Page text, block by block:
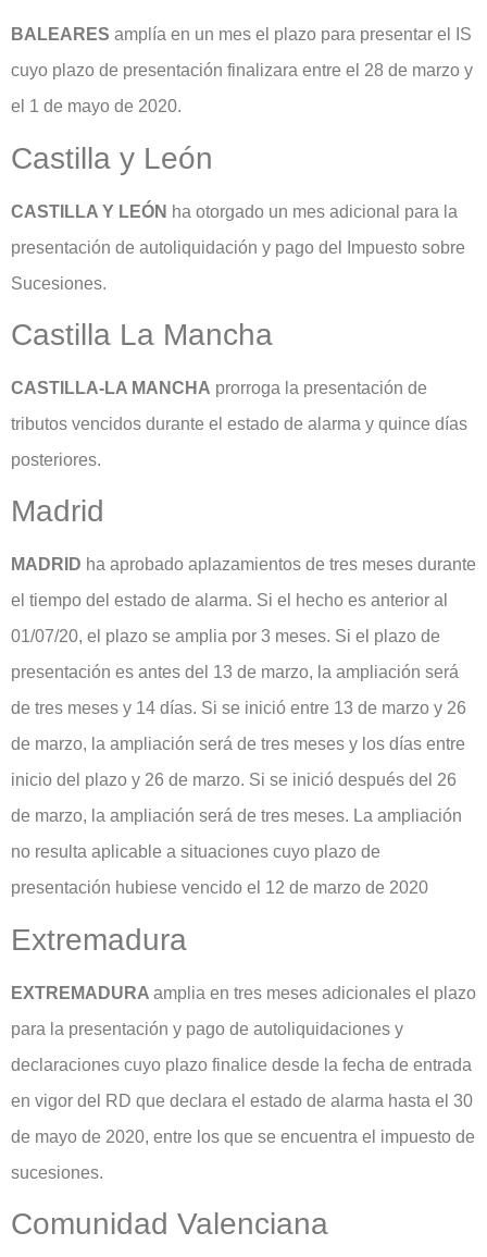
BALEARES amplía en un mes el plazo para presentar el IS
cuyo plazo de presentación finalizara entre el 28 de marzo y
el 1 de mayo de 2020.
Castilla y León
CASTILLA Y LEÓN ha otorgado un mes adicional para la
presentación de autoliquidación y pago del Impuesto sobre
Sucesiones.
Castilla La Mancha
CASTILLA-LA MANCHA prorroga la presentación de
tributos vencidos durante el estado de alarma y quince días
posteriores.
Madrid
MADRID ha aprobado aplazamientos de tres meses durante
el tiempo del estado de alarma. Si el hecho es anterior al
01/07/20, el plazo se amplia por 3 meses. Si el plazo de
presentación es antes del 13 de marzo, la ampliación será
de tres meses y 14 días. Si se inició entre 13 de marzo y 26
de marzo, la ampliación será de tres meses y los días entre
inicio del plazo y 26 de marzo. Si se inició después del 26
de marzo, la ampliación será de tres meses. La ampliación
no resulta aplicable a situaciones cuyo plazo de
presentación hubiese vencido el 12 de marzo de 2020
Extremadura
EXTREMADURA amplia en tres meses adicionales el plazo
para la presentación y pago de autoliquidaciones y
declaraciones cuyo plazo finalice desde la fecha de entrada
en vigor del RD que declara el estado de alarma hasta el 30
de mayo de 2020, entre los que se encuentra el impuesto de
sucesiones.
Comunidad Valenciana